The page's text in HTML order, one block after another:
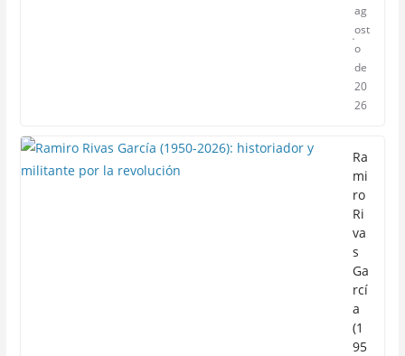
ag
ost
o
de
20
26
Ra
mi
ro
Ri
va
s
Ga
rcí
a
(1
95